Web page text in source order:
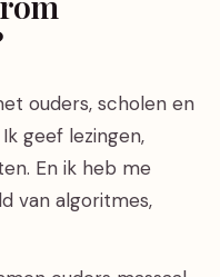
ouders, scholen en
geef lezingen,
En ik heb me
van algoritmes,